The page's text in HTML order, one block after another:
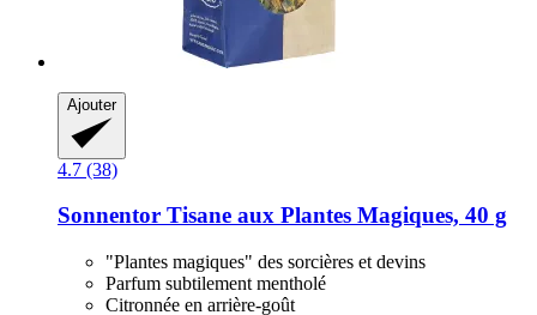
Ajouter
4.7 (38)
Sonnentor Tisane aux Plantes Magiques, 40 g
"Plantes magiques" des sorcières et devins
Parfum subtilement mentholé
Citronnée en arrière-goût